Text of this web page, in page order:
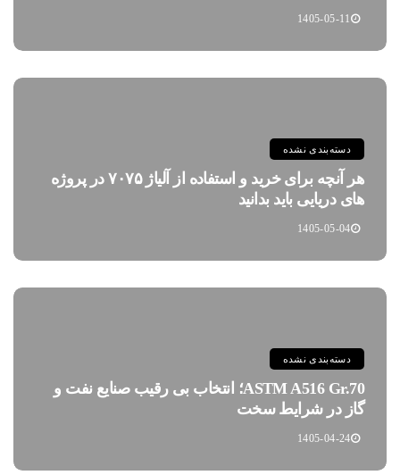
1405-05-11
دسته‌بندی نشده
هر آنچه برای خرید و استفاده از آلیاژ ۷۰۷۵ در پروژه
های دریایی باید بدانید
1405-05-04
دسته‌بندی نشده
ASTM A516 Gr.70؛ انتخاب بی رقیب صنایع نفت و
گاز در شرایط سخت
1405-04-24